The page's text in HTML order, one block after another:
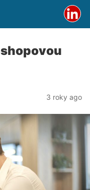
3 roky ago